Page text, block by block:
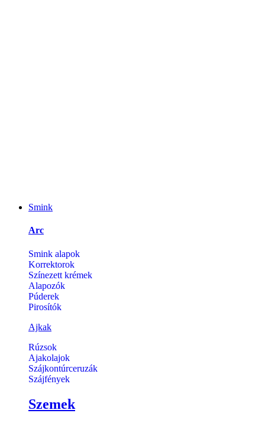
Smink
Arc
Smink alapok
Korrektorok
Színezett krémek
Alapozók
Púderek
Pirosítók
Ajkak
Rúzsok
Ajakolajok
Szájkontúrceruzák
Szájfények
Szemek